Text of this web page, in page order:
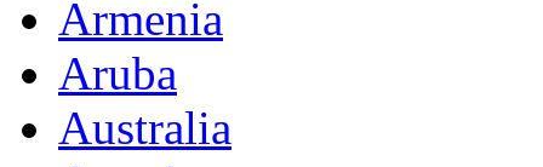
Armenia
Aruba
Australia